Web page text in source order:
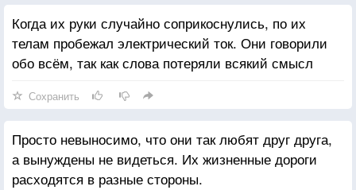
Когда их руки случайно соприкоснулись, по их
телам пробежал электрический ток. Они говорили
обо всём, так как слова потеряли всякий смысл
Сохранить
Просто невыносимо, что они так любят друг друга,
а вынуждены не видеться. Их жизненные дороги
расходятся в разные стороны.